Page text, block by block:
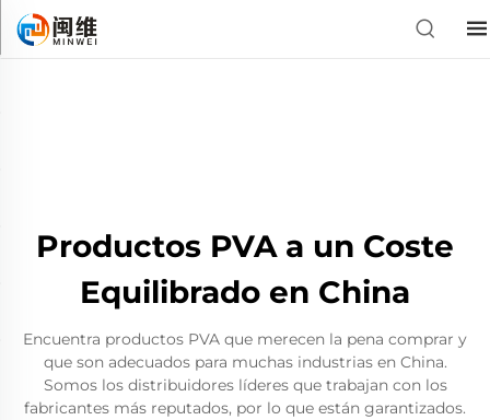
Productos PVA a un Coste
Equilibrado en China
Encuentra productos PVA que merecen la pena comprar y
que son adecuados para muchas industrias en China.
Somos los distribuidores líderes que trabajan con los
fabricantes más reputados, por lo que están garantizados.